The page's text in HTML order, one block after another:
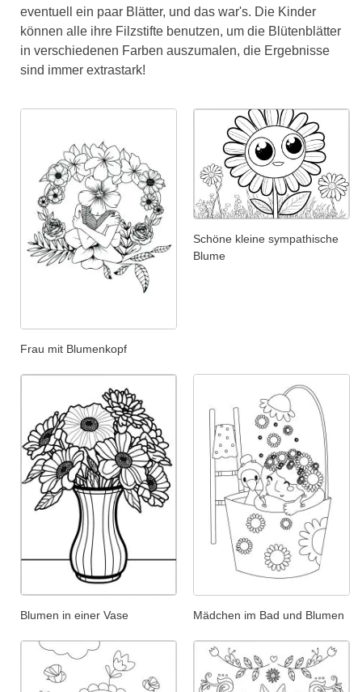
eventuell ein paar Blätter, und das war's. Die Kinder
können alle ihre Filzstifte benutzen, um die Blütenblätter
in verschiedenen Farben auszumalen, die Ergebnisse
sind immer extrastark!
Frau mit Blumenkopf
Schöne kleine sympathische
Blume
Blumen in einer Vase Mädchen im Bad und Blumen